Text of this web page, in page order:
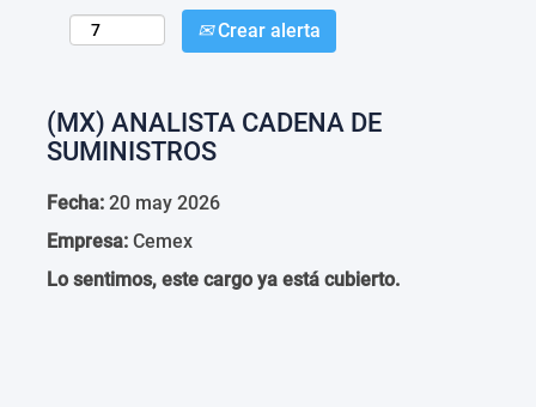
Crear alerta
(MX) ANALISTA CADENA DE
SUMINISTROS
Fecha: 20 may 2026
Empresa: Cemex
Lo sentimos, este cargo ya está cubierto.